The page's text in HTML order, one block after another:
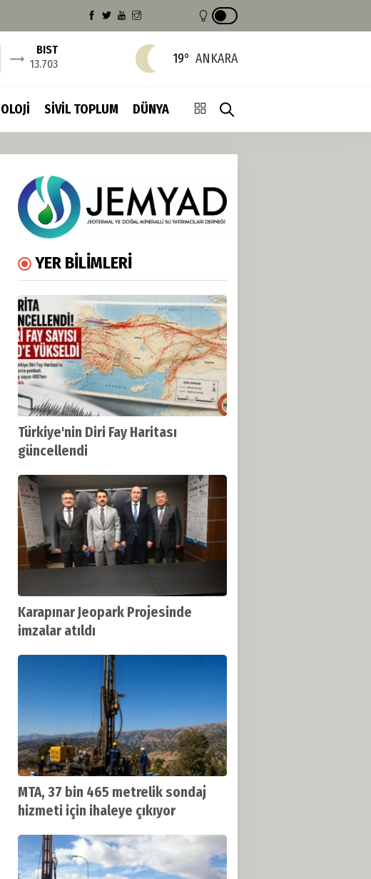
BIST
13.703
19° ANKARA
SİVİL TOPLUM DÜNYA
YER BİLİMLERİ
Türkiye'nin Diri Fay Haritası
güncellendi
Karapınar Jeopark Projesinde
imzalar atıldı
MTA, 37 bin 465 metrelik sondaj
hizmeti için ihaleye çıkıyor